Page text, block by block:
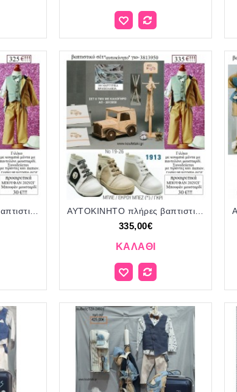
ΑΥΤΟΚΙΝΗΤΟ πλήρες βαπτιστικό σετ με ΞΥΛΙΝΟ ΚΟΥΤΙ-ΕΠΙΠΛΟ ΓΙΟ-3812950 325€!!! ΑΥΤΟΚΙΝΗΤΟ πλήρες βαπτιστικό σετ με ΞΥΛΙΝΟ ΚΟΥΤΙ-ΕΠΙΠΛΟ ΓΙΟ-3813950 335€!!!
335,00€
ΚΑΛΆΘΙ